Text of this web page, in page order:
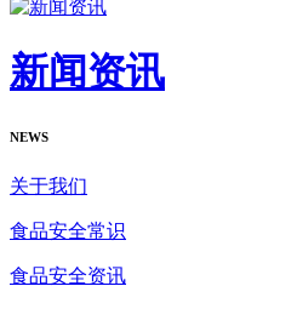
新闻资讯
NEWS
关于我们
食品安全常识
食品安全资讯